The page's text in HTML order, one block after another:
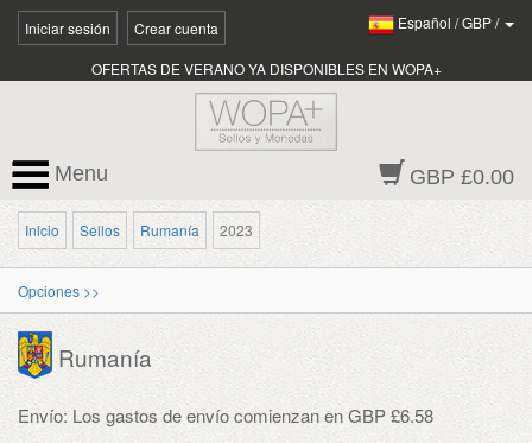
Iniciar sesión Crear cuenta Español /GBP/
OFERTAS DE VERANO YA DISPONIBLES EN WOPA+
GBP £0.00
Menu
Inicio Sellos Rumanía 2023
Opciones >>
Rumanía
Envío: Los gastos de envío comienzan en GBP £6.58